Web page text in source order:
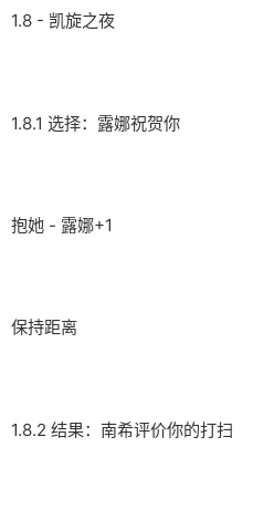
1.8 - 凯旋之夜
1.8.1 选择：露娜祝贺你
抱她 - 露娜+1
保持距离
1.8.2 结果：南希评价你的打扫